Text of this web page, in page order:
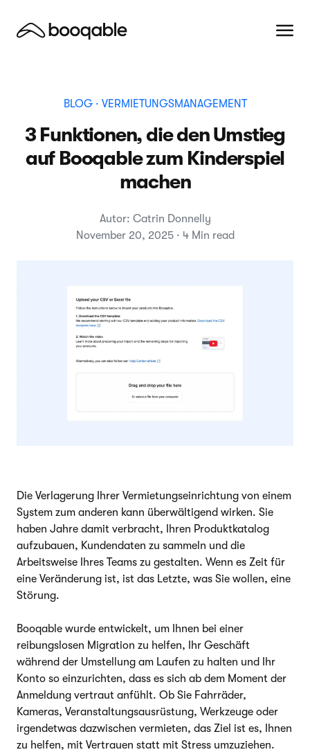
BLOG· VERMIETUNGSMANAGEMENT
3 Funktionen, die den Umstieg
auf Booqable zum Kinderspiel
machen
Autor: Catrin Donnelly
November 20, 2025 · 4 Min read
Die Verlagerung Ihrer Vermietungseinrichtung von einem
System zum anderen kann überwältigend wirken. Sie
haben Jahre damit verbracht, Ihren Produktkatalog
aufzubauen, Kundendaten zu sammeln und die
Arbeitsweise Ihres Teams zu gestalten. Wenn es Zeit für
eine Veränderung ist, ist das Letzte, was Sie wollen, eine
Störung.
Booqable wurde entwickelt, um Ihnen bei einer
reibungslosen Migration zu helfen, Ihr Geschäft
während der Umstellung am Laufen zu halten und Ihr
Konto so einzurichten, dass es sich ab dem Moment der
Anmeldung vertraut anfühlt. Ob Sie Fahrräder,
Kameras, Veranstaltungsausrüstung, Werkzeuge oder
irgendetwas dazwischen vermieten, das Ziel ist es, Ihnen
zu helfen, mit Vertrauen statt mit Stress umzuziehen.